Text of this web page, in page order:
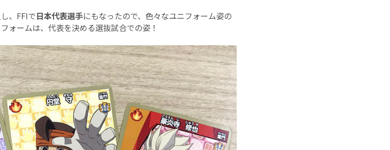
、FFIで日本代表選手にもなったので、色々なユニフォーム姿の
ォームは、代表を決める選抜試合での姿！